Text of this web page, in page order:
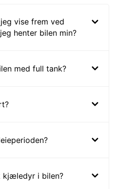
vise frem ved
henter bilen min?
med full tank?
kjæledyr i bilen?